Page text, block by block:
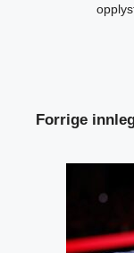
Forrige